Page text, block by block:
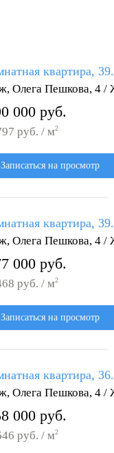
квартира,
Олега Пешкова, 4
000 руб.
руб. / м2
Записаться на просмотр
квартира,
Олега Пешкова, 4
000 руб.
руб. / м2
Записаться на просмотр
квартира,
Олега Пешкова, 4
000 руб.
руб. / м2